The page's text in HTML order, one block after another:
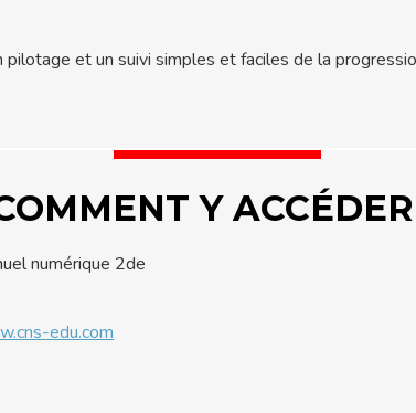
et un suivi simples et faciles de la
Y
numérique 2de
edu.com